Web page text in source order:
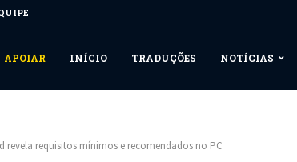
APOIAR INÍCIO TRADUÇÕES NOTÍCIAS
revela requisitos mínimos e recomendados no PC